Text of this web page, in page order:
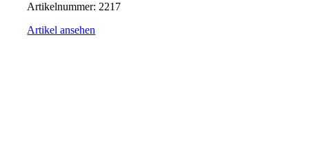
Artikelnummer: 2217
Artikel ansehen